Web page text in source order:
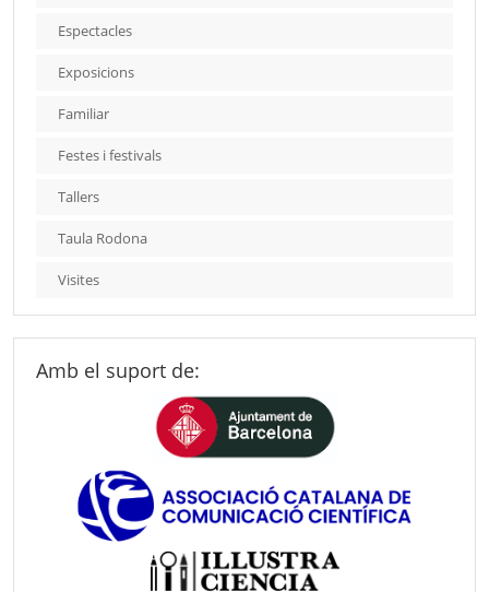
Espectacles
Exposicions
Familiar
Festes i festivals
Tallers
Taula Rodona
Visites
Amb el suport de: